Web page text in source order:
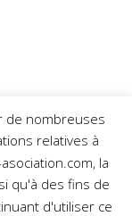
de nombreuses
relatives à
la
qu'à des fins de
d'utiliser ce